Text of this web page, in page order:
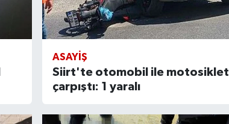
ASAYIŞ
Siirt'te otomobil ile motosiklet
çarpıştı: 1 yaralı